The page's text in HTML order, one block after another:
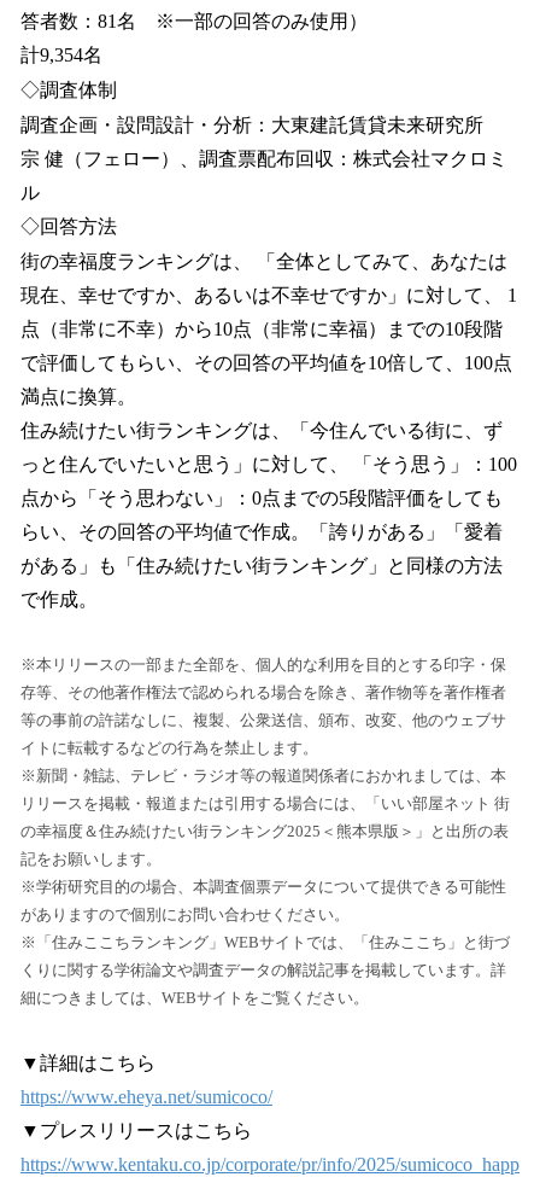
答者数：81名 ※一部の回答のみ使用）
計9,354名
◇調査体制
調査企画・設問設計・分析：大東建託賃貸未来研究所
宗 健（フェロー）、調査票配布回収：株式会社マクロミ
ル
◇回答方法
街の幸福度ランキングは、 「全体としてみて、あなたは
現在、幸せですか、あるいは不幸せですか」に対して、 1
点（非常に不幸）から10点（非常に幸福）までの10段階
で評価してもらい、その回答の平均値を10倍して、100点
満点に換算。
住み続けたい街ランキングは、「今住んでいる街に、ず
っと住んでいたいと思う」に対して、 「そう思う」：100
点から「そう思わない」：0点までの5段階評価をしても
らい、その回答の平均値で作成。「誇りがある」「愛着
がある」も「住み続けたい街ランキング」と同様の方法
で作成。
※本リリースの一部また全部を、個人的な利用を目的とする印字・保
存等、その他著作権法で認められる場合を除き、著作物等を著作権者
等の事前の許諾なしに、複製、公衆送信、頒布、改変、他のウェブサ
イトに転載するなどの行為を禁止します。
※新聞・雑誌、テレビ・ラジオ等の報道関係者におかれましては、本
リリースを掲載・報道または引用する場合には、「いい部屋ネット 街
の幸福度＆住み続けたい街ランキング2025＜熊本県版＞」と出所の表
記をお願いします。
※学術研究目的の場合、本調査個票データについて提供できる可能性
がありますので個別にお問い合わせください。
※「住みここちランキング」WEBサイトでは、「住みここち」と街づ
くりに関する学術論文や調査データの解説記事を掲載しています。詳
細につきましては、WEBサイトをご覧ください。
▼詳細はこちら
https://www.eheya.net/sumicoco/
▼プレスリリースはこちら
https://www.kentaku.co.jp/corporate/pr/info/2025/sumicoco_happ